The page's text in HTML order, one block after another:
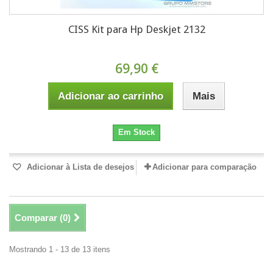
CISS Kit para Hp Deskjet 2132
69,90 €
Adicionar ao carrinho Mais
Em Stock
Adicionar à Lista de desejos Adicionar para comparação
Comparar (0)
Mostrando 1 - 13 de 13 itens